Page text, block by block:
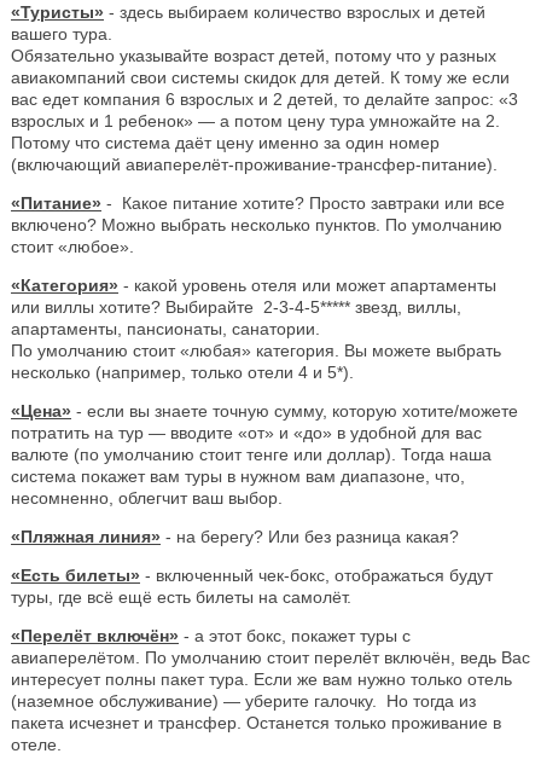
«Туристы» - здесь выбираем количество взрослых и детей
вашего тура.
Обязательно указывайте возраст детей, потому что у разных
авиакомпаний свои системы скидок для детей. К тому же если
вас едет компания 6 взрослых и 2 детей, то делайте запрос: «3
взрослых и 1 ребенок» — а потом цену тура умножайте на 2.
Потому что система даёт цену именно за один номер
(включающий авиаперелёт-проживание-трансфер-питание).
«Питание» - Какое питание хотите? Просто завтраки или все
включено? Можно выбрать несколько пунктов. По умолчанию
стоит «любое».
«Категория» - какой уровень отеля или может апартаменты
или виллы хотите? Выбирайте 2-3-4-5***** звезд, виллы,
апартаменты, пансионаты, санатории.
По умолчанию стоит «любая» категория. Вы можете выбрать
несколько (например, только отели 4 и 5*).
«Цена» - если вы знаете точную сумму, которую хотите/можете
потратить на тур — вводите «от» и «до» в удобной для вас
валюте (по умолчанию стоит тенге или доллар). Тогда наша
система покажет вам туры в нужном вам диапазоне, что,
несомненно, облегчит ваш выбор.
«Пляжная линия» - на берегу? Или без разница какая?
«Есть билеты» - включенный чек-бокс, отображаться будут
туры, где всё ещё есть билеты на самолёт.
«Перелёт включён» - а этот бокс, покажет туры с
авиаперелётом. По умолчанию стоит перелёт включён, ведь Вас
интересует полны пакет тура. Если же вам нужно только отель
(наземное обслуживание) — уберите галочку. Но тогда из
пакета исчезнет и трансфер. Останется только проживание в
отеле.